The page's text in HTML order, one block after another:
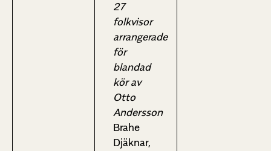
27
folkvisor
arrangerade
för
blandad
kör av
Otto
Andersson
Brahe
Djäknar,